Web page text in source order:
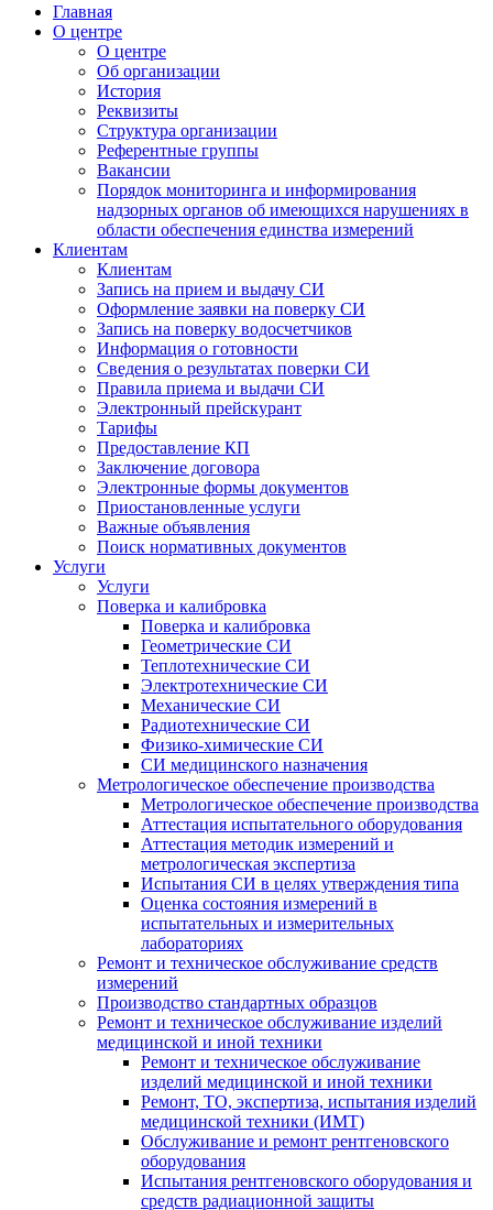
Главная
О центре
О центре
Об организации
История
Реквизиты
Структура организации
Референтные группы
Вакансии
Порядок мониторинга и информирования
надзорных органов об имеющихся нарушениях в
области обеспечения единства измерений
Клиентам
Клиентам
Запись на прием и выдачу СИ
Оформление заявки на поверку СИ
Запись на поверку водосчетчиков
Информация о готовности
Сведения о результатах поверки СИ
Правила приема и выдачи СИ
Электронный прейскурант
Тарифы
Предоставление КП
Заключение договора
Электронные формы документов
Приостановленные услуги
Важные объявления
Поиск нормативных документов
Услуги
Услуги
Поверка и калибровка
Поверка и калибровка
Геометрические СИ
Теплотехнические СИ
Электротехнические СИ
Механические СИ
Радиотехнические СИ
Физико-химические СИ
СИ медицинского назначения
Метрологическое обеспечение производства
Метрологическое обеспечение производства
Аттестация испытательного оборудования
Аттестация методик измерений и
метрологическая экспертиза
Испытания СИ в целях утверждения типа
Оценка состояния измерений в
испытательных и измерительных
лабораториях
Ремонт и техническое обслуживание средств
измерений
Производство стандартных образцов
Ремонт и техническое обслуживание изделий
медицинской и иной техники
Ремонт и техническое обслуживание
изделий медицинской и иной техники
Ремонт, ТО, экспертиза, испытания изделий
медицинской техники (ИМТ)
Обслуживание и ремонт рентгеновского
оборудования
Испытания рентгеновского оборудования и
средств радиационной защиты